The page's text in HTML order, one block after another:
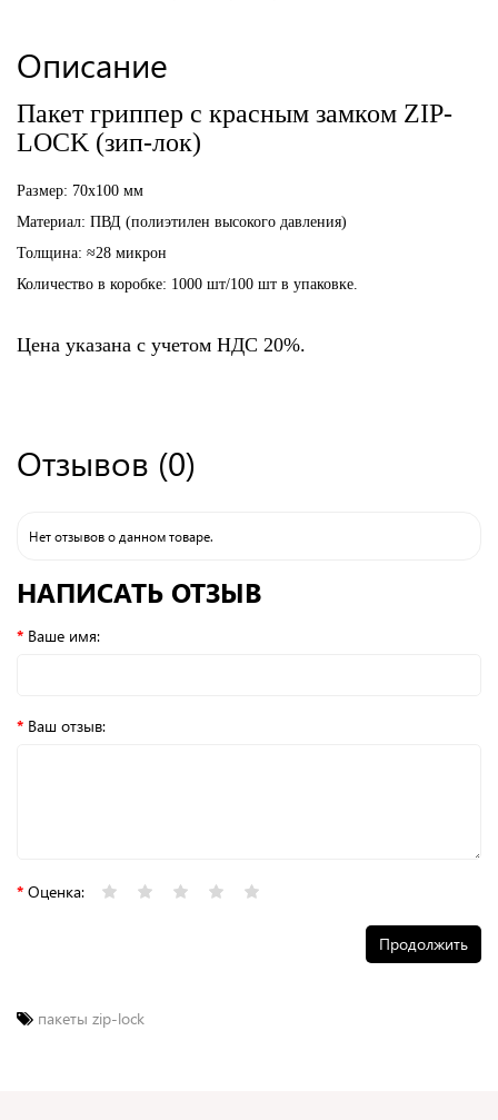
Описание
Пакет гриппер с красным замком ZIP-
LOCK (зип-лок)
Размер: 70х100 мм
Материал: ПВД (полиэтилен высокого давления)
Толщина: ≈28 микрон
Количество в коробке: 1000 шт/100 шт в упаковке.
Цена указана с учетом НДС 20%.
Отзывов (0)
Нет отзывов о данном товаре.
НАПИСАТЬ ОТЗЫВ
Ваше имя:
Ваш отзыв:
Оценка:
Продолжить
пакеты zip-lock